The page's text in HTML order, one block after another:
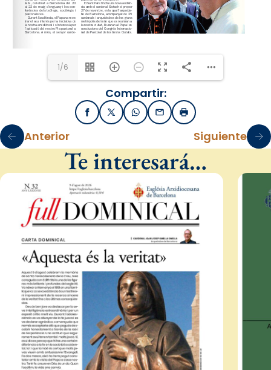
1/6
Compartir:
FacebookX / TwitterWhatsApp
EmailImprimir
Anterior Siguiente
Te interesará…